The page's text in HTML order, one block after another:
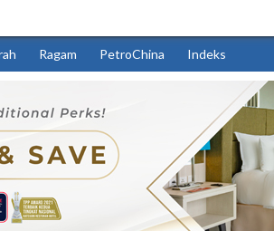
Ragam PetroChina Indeks